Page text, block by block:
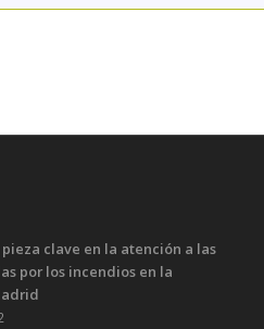
clave en la atención a las
por los incendios en la